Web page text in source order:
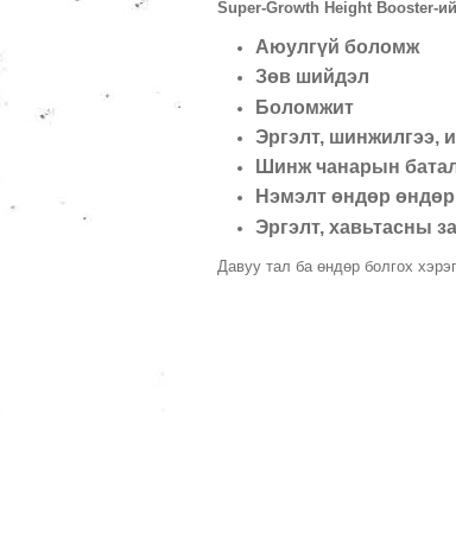
Super-Growth Height Booster-
Аюулгүй боломж
Зөв шийдэл
Боломжит
Эргэлт, шинжилгээ,
Шинж чанарын
Нэмэлт өндөр
Эргэлт, хавьтасны
Давуу тал ба өндөр болгох